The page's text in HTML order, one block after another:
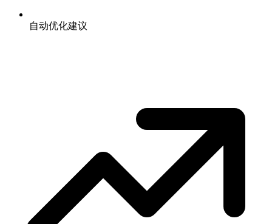
自动优化建议